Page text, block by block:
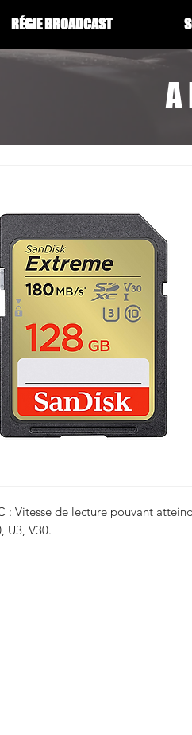
RÉGIE BROADCAST
: Vitesse de lecture pouvant
U3, V30.